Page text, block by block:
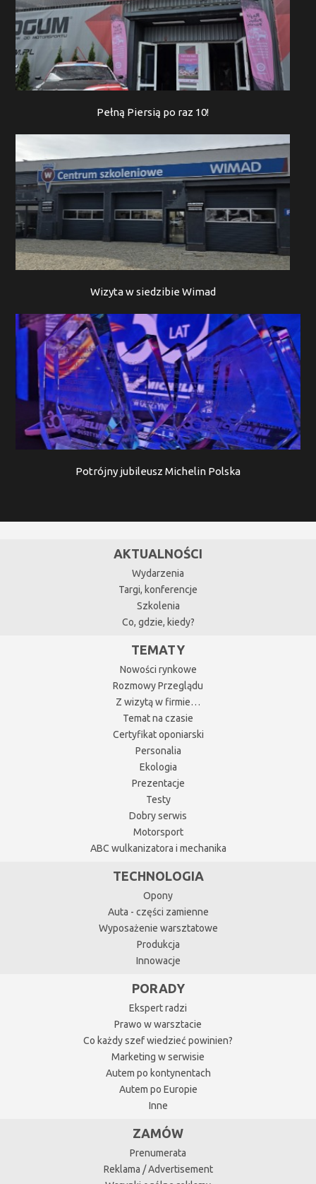
Pełną Piersią po raz 10!
Wizyta w siedzibie Wimad
Potrójny jubileusz Michelin Polska
AKTUALNOŚCI
Wydarzenia
Targi, konferencje
Szkolenia
Co, gdzie, kiedy?
TEMATY
Nowości rynkowe
Rozmowy Przeglądu
Z wizytą w firmie…
Temat na czasie
Certyfikat oponiarski
Personalia
Ekologia
Prezentacje
Testy
Dobry serwis
Motorsport
ABC wulkanizatora i mechanika
TECHNOLOGIA
Opony
Auta - części zamienne
Wyposażenie warsztatowe
Produkcja
Innowacje
PORADY
Ekspert radzi
Prawo w warsztacie
Co każdy szef wiedzieć powinien?
Marketing w serwisie
Autem po kontynentach
Autem po Europie
Inne
ZAMÓW
Prenumerata
Reklama / Advertisement